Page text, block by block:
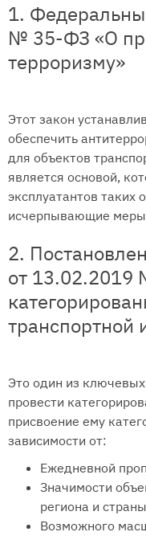
1.
№ 35-ФЗ «О
терроризму»
Этот закон
обеспечить
для объектов
является основой,
эксплуатантов таких
исчерпывающие меры
2.
от 13.02.2019
транспортной
Это один из
провести
присвоение ему
зависимости от:
Ежедневной
Значимости
региона и
Возможного